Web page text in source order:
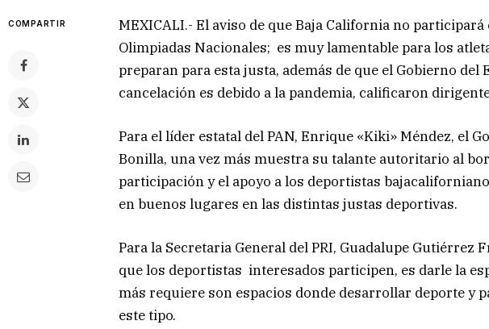
COMPARTIR
MEXICALI.- El aviso de que Baja California no participará
Olimpiadas Nacionales; es muy lamentable para los
preparan para esta justa, además de que el Gobierno del
cancelación es debido a la pandemia, calificaron
Para el líder estatal del PAN, Enrique «Kiki» Méndez, el
Bonilla, una vez más muestra su talante autoritario al
participación y el apoyo a los deportistas
en buenos lugares en las distintas justas deportivas.
Para la Secretaria General del PRI, Guadalupe Gutiérrez
que los deportistas interesados participen, es darle la
más requiere son espacios donde desarrollar deporte y
este tipo.